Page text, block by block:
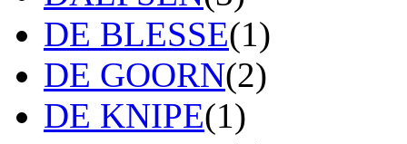
DE BLESSE(1)
DE GOORN(2)
DE KNIPE(1)